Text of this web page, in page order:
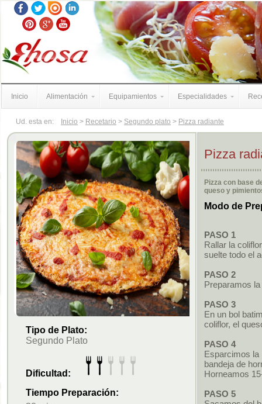
Inicio Alimentación Equipamientos Especialidades
Ud. esta en: Inicio > Recetario > Segundo plato > Pizza radiante
Tipo de Plato:
Segundo Plato
Dificultad:
Tiempo Preparación:
Pizza
Pizza con base
queso y
Modo de
PASO 1
Rallar la
suelte todo el
PASO 2
Preparamos
PASO 3
En un bol
coliflor, el
PASO 4
Esparcimos la
bandeja de
Horneamos
PASO 5